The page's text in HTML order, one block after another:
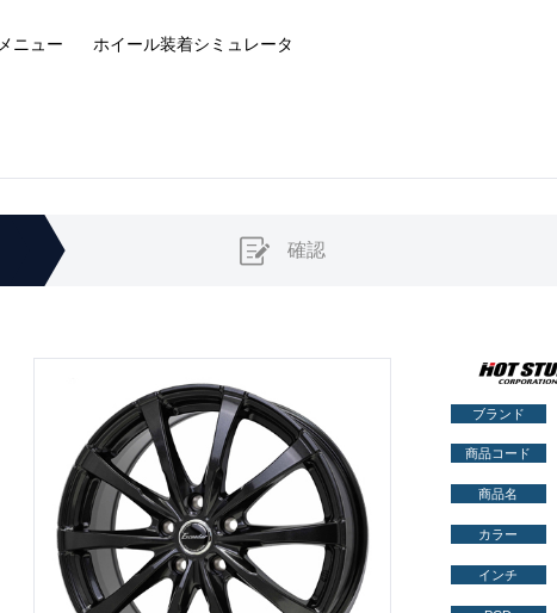
メニュー ホイール装着シミュレータ
確認
ブランド
商品コード
商品名
カラー
インチ